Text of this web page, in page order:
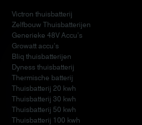
Victron thuisbatterij
Zelfbouw Thuisbatterijen
Generieke 48V Accu’s
Growatt accu’s
Bliq thuisbatterijen
Dyness thuisbatterij
Thermische batterij
Thuisbatterij 20 kwh
Thuisbatterij 30 kwh
Thuisbatterij 50 kwh
Thuisbatterij 100 kwh